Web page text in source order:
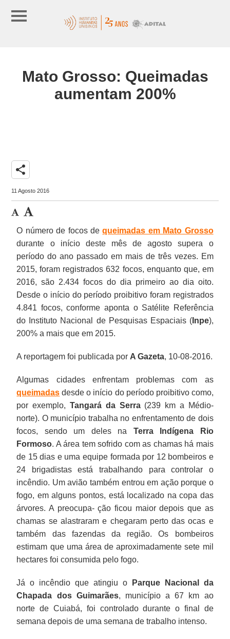
Mato Grosso: Queimadas
aumentam 200%
share
11 Agosto 2016
O número de focos dequeimadas em Mato Grosso
durante o início deste mês de agosto supera o
período do ano passado em mais de três vezes. Em
2015, foram registrados 632 focos, enquanto que, em
2016, são 2.434 focos do dia primeiro ao dia oito.
Desde o início do período proibitivo foram registrados
4.841 focos, conforme aponta o Satélite Referência
do Instituto Nacional de Pesquisas Espaciais (Inpe),
200% a mais que em 2015.
A reportagem foi publicada por A Gazeta, 10-08-2016.
Algumas cidades enfrentam problemas com as
queimadas desde o início do período proibitivo como,
por exemplo, Tangará da Serra(239 km a Médio-
norte). O município trabalha no enfrentamento de dois
focos, sendo um deles na Terra Indígena Rio
Formoso. A área tem sofrido com as chamas há mais
de 15 dias e uma equipe formada por 12 bombeiros e
24 brigadistas está trabalhando para controlar o
incêndio. Um avião também entrou em ação porque o
fogo, em alguns pontos, está localizado na copa das
árvores. A preocupa- ção ficou maior depois que as
chamas se alastraram e chegaram perto das ocas e
também das fazendas da região. Os bombeiros
estimam que uma área de aproximadamente sete mil
hectares foi consumida pelo fogo.
Já o incêndio que atingiu o
Parque Nacional da
Chapada dos Guimarães, município a 67 km ao
norte de Cuiabá, foi controlado durante o final de
semana depois de uma semana de trabalho intenso.